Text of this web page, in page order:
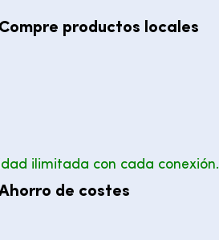
Compre productos locales
ilimitada con cada conexión.
de costes